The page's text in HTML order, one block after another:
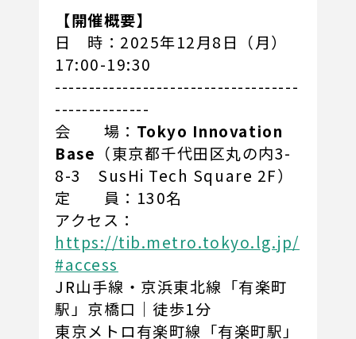
【開催概要】
日 時：2025年12月8日（月）
17:00-19:30
------------------------------------
--------------
会 場： Tokyo Innovation
Base （東京都千代田区丸の内3-
8-3 SusHi Tech Square 2F）
定 員：130名
アクセス：
https://tib.metro.tokyo.lg.jp/
#access
JR山手線・京浜東北線「有楽町
駅」京橋口｜徒歩1分
東京メトロ有楽町線「有楽町駅」